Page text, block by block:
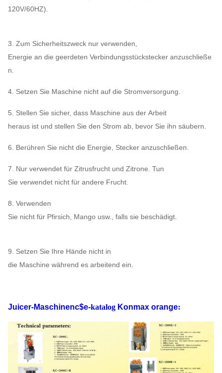
120V/60HZ).
3. Zum Sicherheitszweck nur verwenden,
Energie an die geerdeten Verbindungsstückstecker anzuschließe
n.
4. Setzen Sie Maschine nicht auf die Stromversorgung.
5. Stellen Sie sicher, dass Maschine aus der Arbeit
heraus ist und stellen Sie den Strom ab, bevor Sie ihn säubern.
6. Berühren Sie nicht die Energie, Stecker anzuschließen.
7. Nur verwendet für Zitrusfrucht und Zitrone. Tun
Sie verwendet nicht für andere Frucht.
8. Verwenden
Sie nicht für Pfirsich, Mango usw., falls sie beschädigt.
9. Setzen Sie Ihre Hände nicht in
die Maschine während es arbeitend ein.
Juicer-Maschinenc$e-katalog Konmax orange: